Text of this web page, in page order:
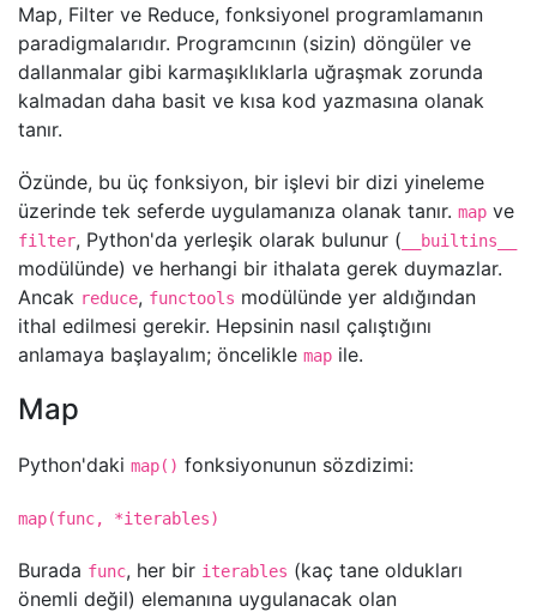
Map, Filter ve Reduce, fonksiyonel programlamanın
paradigmalarıdır. Programcının (sizin) döngüler ve
dallanmalar gibi karmaşıklıklarla uğraşmak zorunda
kalmadan daha basit ve kısa kod yazmasına olanak
tanır.
Özünde, bu üç fonksiyon, bir işlevi bir dizi yineleme
üzerinde tek seferde uygulamanıza olanak tanır. map ve
filter, Python'da yerleşik olarak bulunur ( __builtins__
modülünde) ve herhangi bir ithalata gerek duymazlar.
Ancak reduce, functools modülünde yer aldığından
ithal edilmesi gerekir. Hepsinin nasıl çalıştığını
anlamaya başlayalım; öncelikle map ile.
Map
Python'daki map() fonksiyonunun sözdizimi:
map(func, *iterables)
Burada func, her bir iterables (kaç tane oldukları
önemli değil) elemanına uygulanacak olan